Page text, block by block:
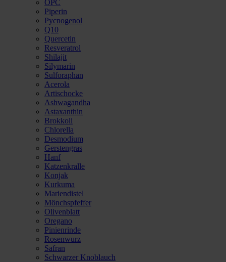
OPC
Piperin
Pycnogenol
Q10
Quercetin
Resveratrol
Shilajit
Silymarin
Sulforaphan
Acerola
Artischocke
Ashwagandha
Astaxanthin
Brokkoli
Chlorella
Desmodium
Gerstengras
Hanf
Katzenkralle
Konjak
Kurkuma
Mariendistel
Mönchspfeffer
Olivenblatt
Oregano
Pinienrinde
Rosenwurz
Safran
Schwarzer Knoblauch